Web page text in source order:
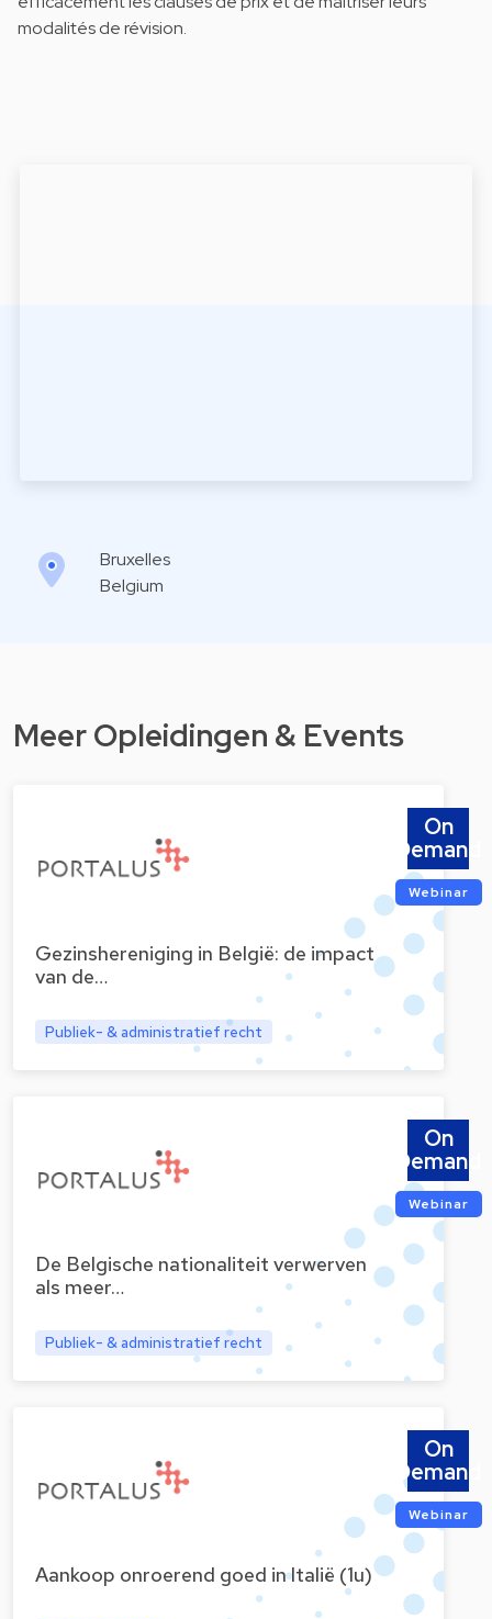
modalités de révision.
Bruxelles
Belgium
Meer Opleidingen & Events
Gezinshereniging in België: de impact
van de…
Publiek- & administratief recht
On
Demand
Webinar
De Belgische nationaliteit verwerven
als meer…
Publiek- & administratief recht
On
Demand
Webinar
Aankoop onroerend goed in Italië (1u)
On
Demand
Webinar